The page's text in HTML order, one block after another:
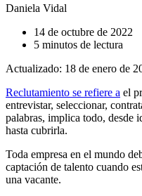
Daniela Vidal
14 de octubre de 2022
5 minutos de lectura
Actualizado: 18 de enero de
Reclutamiento se refiere a el
entrevistar, seleccionar,
palabras, implica todo, desde
hasta cubrirla.
Toda empresa en el mundo
captación de talento cuando
una vacante.